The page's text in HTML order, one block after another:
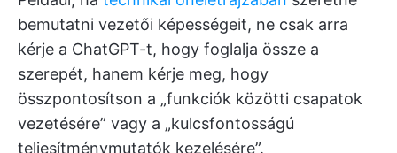
bemutatni vezetői képességeit, ne csak arra
kérje a ChatGPT-t, hogy foglalja össze a
szerepét, hanem kérje meg, hogy
összpontosítson a „funkciók közötti csapatok
vezetésére” vagy a „kulcsfontosságú
teljesítménymutatók kezelésére”.